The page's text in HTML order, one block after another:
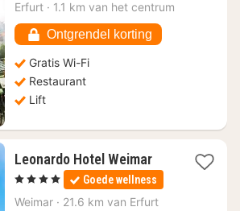
128,08
Erfurt · 1.1 km van het centrum
Ontgrendel korting
Gratis Wi-Fi
Restaurant
Lift
Leonardo Hotel Weimar1
nacht
vanaf
€
, 4 Sterren Goede wellness
Weimar · 21.6 km van Erfurt